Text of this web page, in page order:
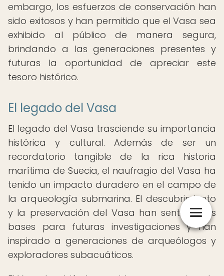
embargo, los esfuerzos de conservación han
sido exitosos y han permitido que el Vasa sea
exhibido al público de manera segura,
brindando a las generaciones presentes y
futuras la oportunidad de apreciar este
tesoro histórico.
El legado del Vasa
El legado del Vasa trasciende su importancia
histórica y cultural. Además de ser un
recordatorio tangible de la rica historia
marítima de Suecia, el naufragio del Vasa ha
tenido un impacto duradero en el campo de
la arqueología submarina. El descubrimiento
y la preservación del Vasa han sentado las
bases para futuras investigaciones y han
inspirado a generaciones de arqueólogos y
exploradores subacuáticos.